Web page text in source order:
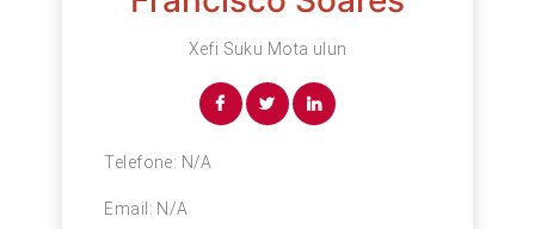
Xefi Suku Mota ulun
Telefone: N/A
Email: N/A